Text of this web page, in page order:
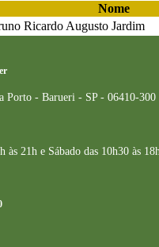
Nome
Ricardo Augusto Jardim
Porto - Barueri - SP - 06410-300
às 21h e Sábado das 10h30 às 18h